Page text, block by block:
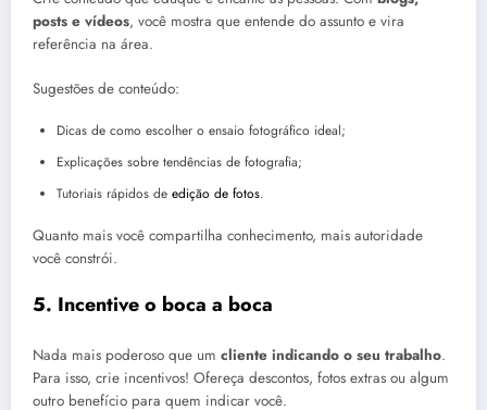
posts e vídeos, você mostra que entende do assunto e vira
referência na área.
Sugestões de conteúdo:
Dicas de como escolher o ensaio fotográfico ideal;
Explicações sobre tendências de fotografia;
Tutoriais rápidos de edição de fotos.
Quanto mais você compartilha conhecimento, mais autoridade
você constrói.
5. Incentive o boca a boca
Nada mais poderoso que um cliente indicando o seu trabalho.
Para isso, crie incentivos! Ofereça descontos, fotos extras ou algum
outro benefício para quem indicar você.